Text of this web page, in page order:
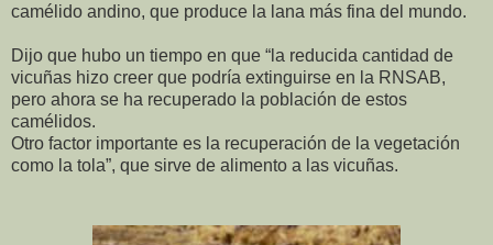
camélido andino, que produce la lana más fina del mundo.
Dijo que hubo un tiempo en que “la reducida cantidad de
vicuñas hizo creer que podría extinguirse en la RNSAB,
pero ahora se ha recuperado la población de estos
camélidos.
Otro factor importante es la recuperación de la vegetación
como la tola”, que sirve de alimento a las vicuñas.